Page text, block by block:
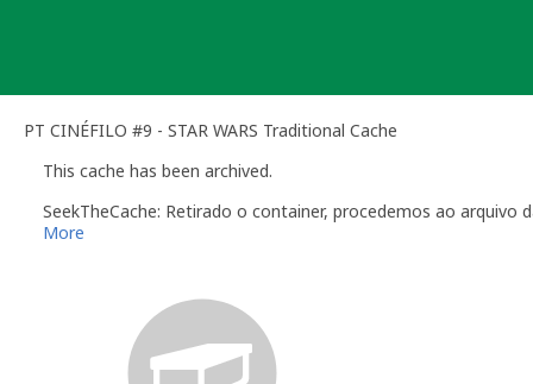
PT CINÉFILO #9 - STAR WARS Traditional Cache
This cache has been archived.
SeekTheCache: Retirado o container, procedemos ao arquivo
More